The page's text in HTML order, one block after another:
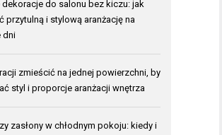
dekoracje do salonu bez kiczu: jak
przytulną i stylową aranżację na
dni
zmieścić na jednej powierzchni, by
styl i proporcje aranżacji wnętrza
zasłony w chłodnym pokoju: kiedy i